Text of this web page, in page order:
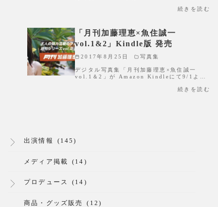
続きを読む
「月刊加藤理恵×魚住誠一
vol.1&2」Kindle版 発売
2017年8月25日 写真集
デジタル写真集「月刊加藤理恵×魚住誠一
vol.1＆2」が Amazon Kindleにて9/1よ…
続きを読む
出演情報 (145)
メディア掲載 (14)
プロデュース (14)
商品・グッズ販売 (12)